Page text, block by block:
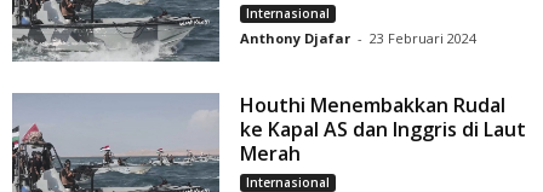
Internasional
Anthony Djafar - 23 Februari 2024
Houthi Menembakkan Rudal
ke Kapal AS dan Inggris di Laut
Merah
Internasional